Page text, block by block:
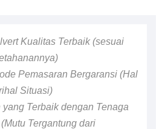
Kualitas Terbaik (sesuai
Pemasaran Bergaransi (Hal
Situasi)
Terbaik dengan Tenaga
Tergantung dari